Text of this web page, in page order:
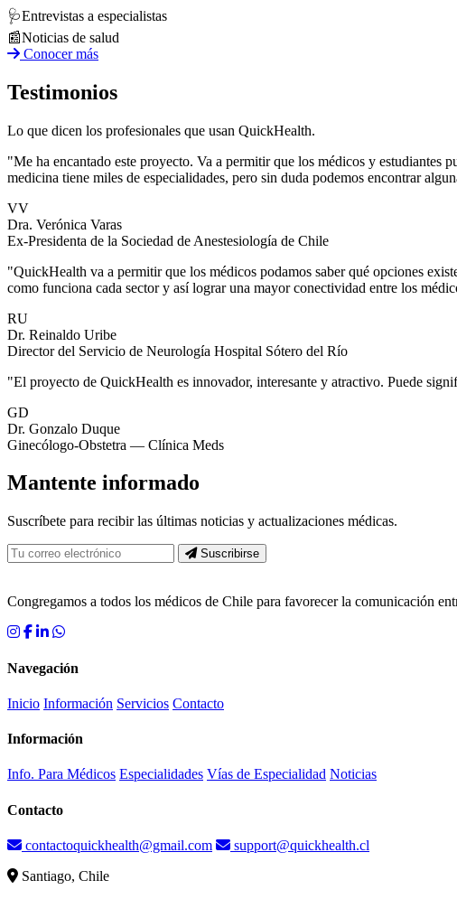
🩺Entrevistas a especialistas
📰Noticias de salud
Conocer más
Testimonios
Lo que dicen los profesionales que usan QuickHealth.
"Me ha encantado este proyecto. Va a permitir que los médicos y estudiantes
medicina tiene miles de especialidades, pero sin duda podemos encontrar
VV
Dra. Verónica Varas
Ex-Presidenta de la Sociedad de Anestesiología de Chile
"QuickHealth va a permitir que los médicos podamos saber qué opciones
como funciona cada sector y así lograr una mayor conectividad entre los
RU
Dr. Reinaldo Uribe
Director del Servicio de Neurología Hospital Sótero del Río
"El proyecto de QuickHealth es innovador, interesante y atractivo. Puede
GD
Dr. Gonzalo Duque
Ginecólogo-Obstetra — Clínica Meds
Mantente informado
Suscríbete para recibir las últimas noticias y actualizaciones médicas.
Suscribirse
Congregamos a todos los médicos de Chile para favorecer la comunicación
Navegación
Inicio Información Servicios Contacto
Información
Info. Para Médicos Especialidades Vías de Especialidad Noticias
Contacto
contactoquickhealth@gmail.com
support@quickhealth.cl
Santiago, Chile